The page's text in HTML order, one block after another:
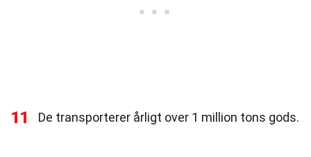
11 De transporterer årligt over 1 million tons gods.